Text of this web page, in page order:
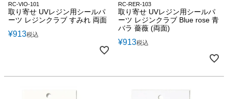
RC-VIO-101
取り寄せ UVレジン用シールパ
ーツ レジンクラブ すみれ 両面
¥913税込
RC-RER-103
取り寄せ UVレジン用シールパ
ーツ レジンクラブ Blue rose 青
バラ 薔薇 (両面)
¥913税込